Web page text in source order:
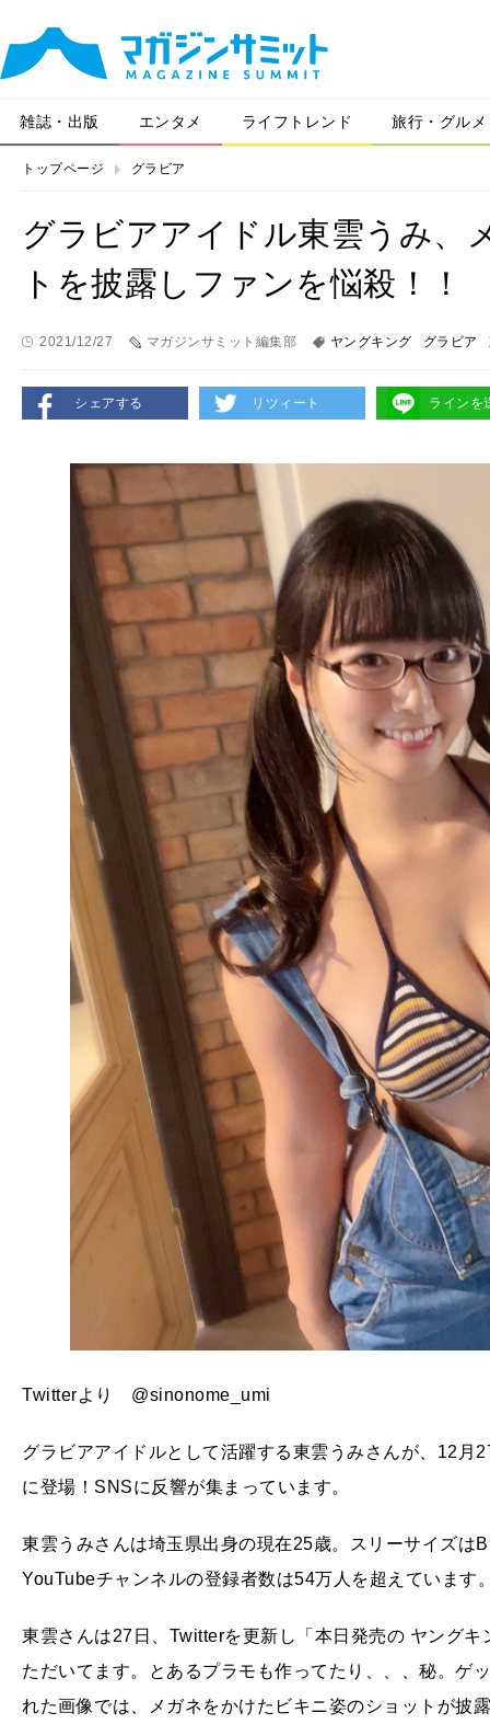
雑誌・出版 エンタメ ライフトレンド 旅行・グルメ
トップページ グラビア
グラビアアイドル東雲うみ、
トを披露しファンを悩殺！！
2021/12/27 マガジンサミット編集部 ヤングキング グラビア
シェアする リツィート ラインを
Twitterより @sinonome_umi
グラビアアイドルとして活躍する東雲うみさんが、12月
に登場！SNSに反響が集まっています。
東雲うみさんは埼玉県出身の現在25歳。スリーサイズは
YouTubeチャンネルの登録者数は54万人を超えています
東雲さんは27日、Twitterを更新し「本日発売の ヤング
ただいてます。とあるプラモも作ってたり、、、秘。ゲ
れた画像では、メガネをかけたビキニ姿のショットが披